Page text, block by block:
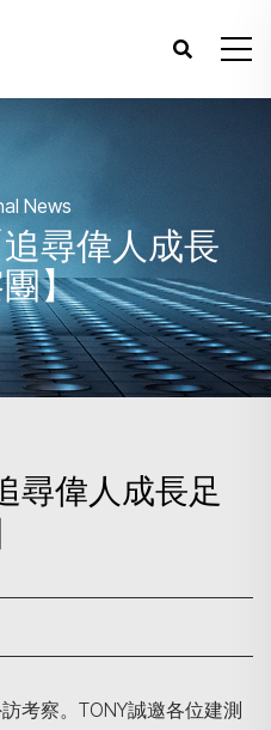
News
追尋偉人成長
】
尋偉人成長足
考察。TONY誠邀各位建測